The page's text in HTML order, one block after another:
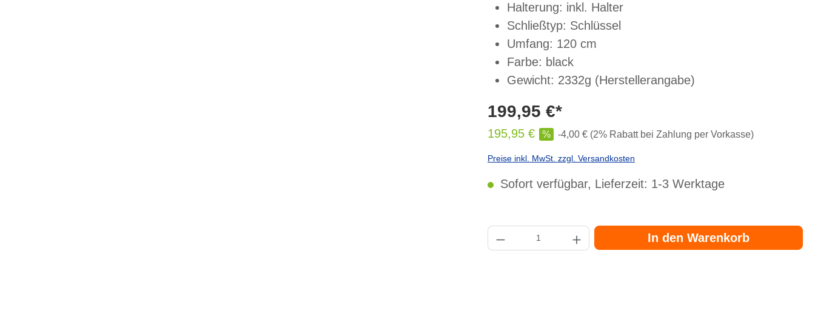
Halterung: inkl. Halter
Schließtyp: Schlüssel
Umfang: 120 cm
Farbe: black
Gewicht: 2332g (Herstellerangabe)
199,95 €*
195,95 € % -4,00 € (2% Rabatt bei Zahlung per Vorkasse)
Preise inkl. MwSt. zzgl. Versandkosten
Sofort verfügbar, Lieferzeit: 1-3 Werktage
Produkt Anzahl: Gib den gewünschten Wert ein oder benutze die Schaltflächen um die Anzahl zu
In den Warenkorb